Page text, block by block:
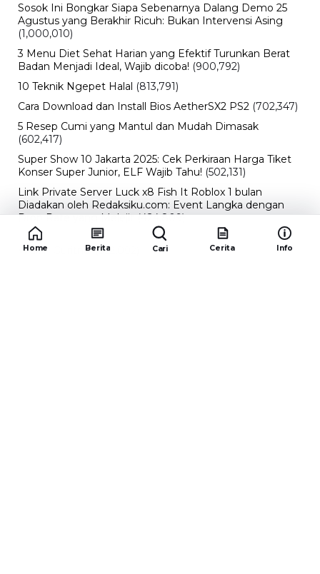
Sosok Ini Bongkar Siapa Sebenarnya Dalang Demo 25
Agustus yang Berakhir Ricuh: Bukan Intervensi Asing
(1,000,010)
3 Menu Diet Sehat Harian yang Efektif Turunkan Berat
Badan Menjadi Ideal, Wajib dicoba! (900,792)
10 Teknik Ngepet Halal (813,791)
Cara Download dan Install Bios AetherSX2 PS2 (702,347)
5 Resep Cumi yang Mantul dan Mudah Dimasak
(602,417)
Super Show 10 Jakarta 2025: Cek Perkiraan Harga Tiket
Konser Super Junior, ELF Wajib Tahu! (502,131)
Link Private Server Luck x8 Fish It Roblox 1 bulan
Diadakan oleh Redaksiku.com: Event Langka dengan
Drop Rate yang Melejit (424,809)
10 Film Indonesia Tayang November 2024, Ada Film
Wulan Guritno! (352,092)
Home Berita Cari Cerita Info